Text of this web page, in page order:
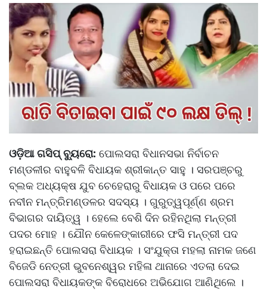
ଓଡ଼ିଆ ଗସିପ୍ ବ୍ୟୁରୋ: ପୋଲସରା ବିଧାନସଭା ନିର୍ବାଚନ
ମଣ୍ଡଳୀର ବାହୁବଳି ବିଧାୟକ ଶ୍ରୀକାନ୍ତ ସାହୁ । ସରପଞ୍ଚରୁ
ବ୍ଲକ ଅଧ୍ୟକ୍ଷ ଯୁବ ଚେହେରାରୁ ବିଧାୟକ ଓ ପରେ ପରେ
ନବୀନ ମନ୍ତ୍ରିମଣ୍ଡଳର ସଦସ୍ୟ । ଗୁରୁତ୍ୱପୂର୍ଣ୍ଣ ଶ୍ରମ
ବିଭାଗର ଦାୟିତ୍ୱ । ହେଲେ ବେଶି ଦିନ ରହିନଥିଲା ମନ୍ତ୍ରୀ
ପଦର ମୋହ । ଯୌନ କେଳେଙ୍କାରୀରେ ଫସି ମନ୍ତ୍ରୀ ପଦ
ହରାଇଛନ୍ତି ପୋଲସରା ବିଧାୟକ । ସଂଯୁକ୍ତା ମହଲା ନାମକ ଜଣେ
ବିଜେଡି ନେତ୍ରୀ ଭୁବନେଶ୍ୱର ମହିଳା ଥାନାରେ ଏତଲା ଦେଇ
ପୋଲସରା ବିଧାୟକଙ୍କ ବିରୋଧରେ ଅଭିଯୋଗ ଆଣିଥିଲେ ।